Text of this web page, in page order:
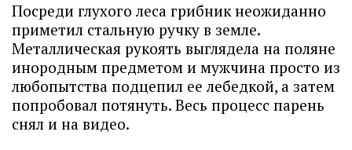
Посреди глухого леса грибник неожиданно
приметил стальную ручку в земле.
Металлическая рукоять выглядела на поляне
инородным предметом и мужчина просто из
любопытства подцепил ее лебедкой, а затем
попробовал потянуть. Весь процесс парень
снял и на видео.